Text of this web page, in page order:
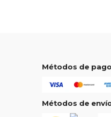
Métodos de pago
Métodos de